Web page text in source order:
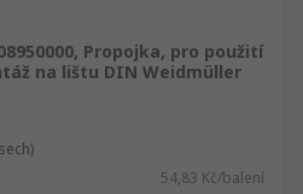
Propojka, pro použití
na lištu DIN Weidmüller
54,83 Kč/balení